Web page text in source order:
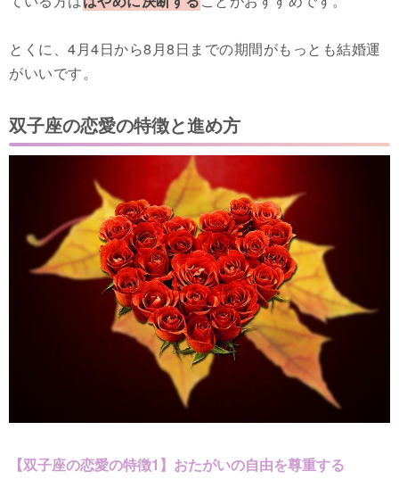
とくに、4月4日から8月8日までの期間がもっとも結婚運
がいいです。
双子座の恋愛の特徴と進め方
【双子座の恋愛の特徴1】おたがいの自由を尊重する